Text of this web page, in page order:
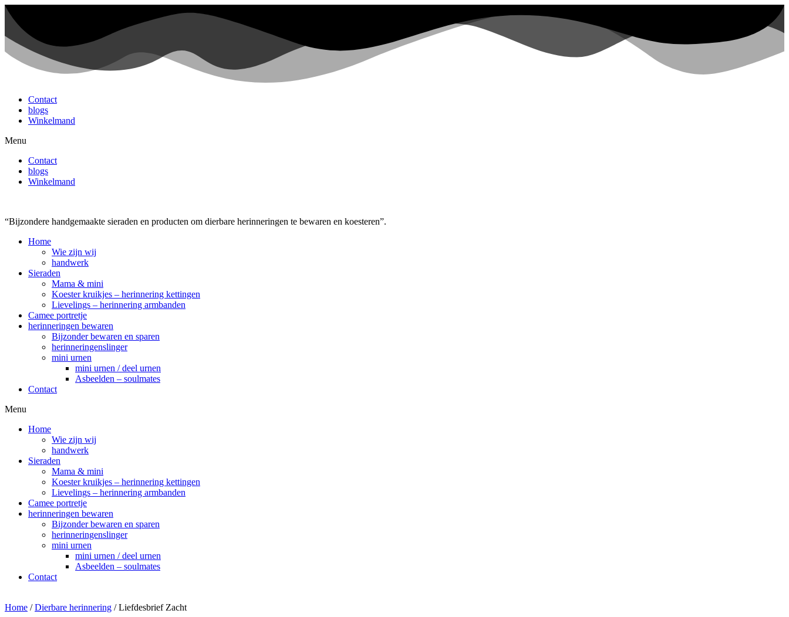
Ga
naar
inhoud
Contact
blogs
Winkelmand
Menu
Contact
blogs
Winkelmand
“Bijzondere handgemaakte sieraden en producten om dierbare herinneringen te bewaren en koesteren”.
Home
Wie zijn wij
handwerk
Sieraden
Mama & mini
Koester kruikjes – herinnering kettingen
Lievelings – herinnering armbanden
Camee portretje
herinneringen bewaren
Bijzonder bewaren en sparen
herinneringenslinger
mini urnen
mini urnen / deel urnen
Asbeelden – soulmates
Contact
Menu
Home
Wie zijn wij
handwerk
Sieraden
Mama & mini
Koester kruikjes – herinnering kettingen
Lievelings – herinnering armbanden
Camee portretje
herinneringen bewaren
Bijzonder bewaren en sparen
herinneringenslinger
mini urnen
mini urnen / deel urnen
Asbeelden – soulmates
Contact
Home /Dierbare herinnering / Liefdesbrief Zacht